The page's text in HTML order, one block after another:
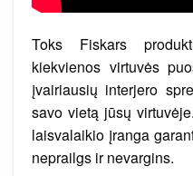
Toks Fiskars
kiekvienos virtuvės
įvairiausių interjero
savo vietą jūsų
laisvalaikio įranga
neprailgs ir nevargins.